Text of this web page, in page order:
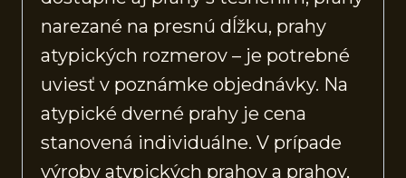
narezané na presnú dĺžku, prahy
atypických rozmerov – je potrebné
uviesť v poznámke objednávky. Na
atypické dverné prahy je cena
stanovená individuálne. V prípade
výroby atypických prahov a prahov,